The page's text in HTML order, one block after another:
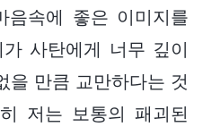
속에 좋은 이미지를
사탄에게 너무 깊이
을 만큼 교만하다는 것
저는 보통의 패괴된